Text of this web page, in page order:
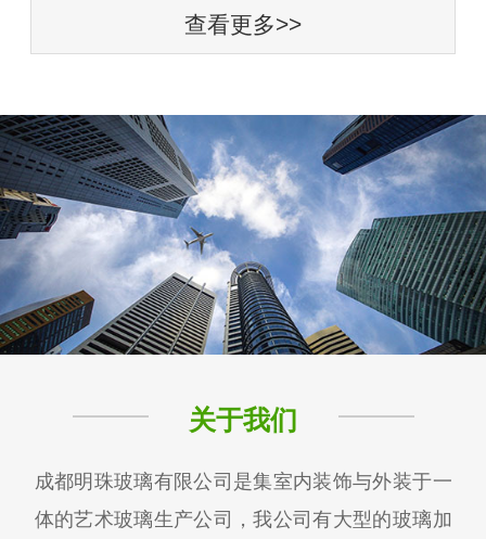
查看更多>>
关于我们
成都明珠玻璃有限公司是集室内装饰与外装于一
体的艺术玻璃生产公司，我公司有大型的玻璃加